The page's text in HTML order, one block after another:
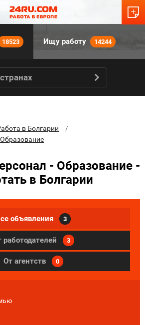
18523 Ищу работу 14244
в Болгарии
- Образование -
в Болгарии
объявления 3
работодателей 3
От агентств 0